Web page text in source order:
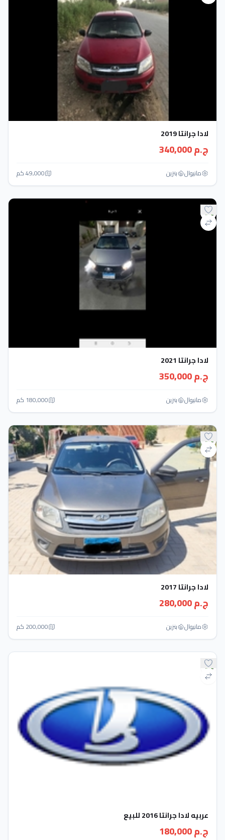
لادا جرانتا 2019
ج.م 340,000
مانيوال بنزين 49,000 كم
لادا جرانتا 2021
ج.م 350,000
مانيوال بنزين 180,000 كم
لادا جرانتا 2017
ج.م 280,000
مانيوال بنزين 200,000 كم
عربيه لادا جرانتا 2016 للبيع
ج.م 180,000